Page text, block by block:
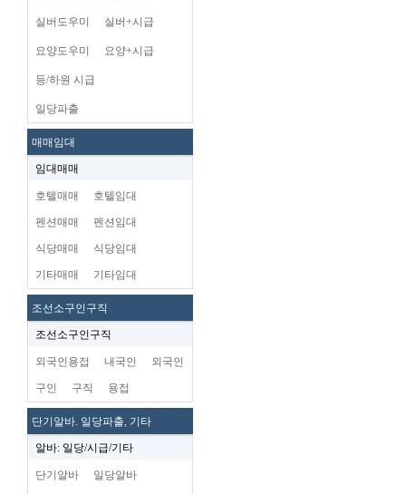
실버도우미 실버+시급
요양도우미 요양+시급
등/하원 시급
일당파출
매매임대
임대매매
호텔매매 호텔임대
펜션매매 펜션임대
식당매매 식당임대
기타매매 기타임대
조선소구인구직
조선소구인구직
외국인용접 내국인 외국인
구인 구직 용접
단기알바. 일당파출, 기타
알바: 일당/시급/기타
단기알바 일당알바